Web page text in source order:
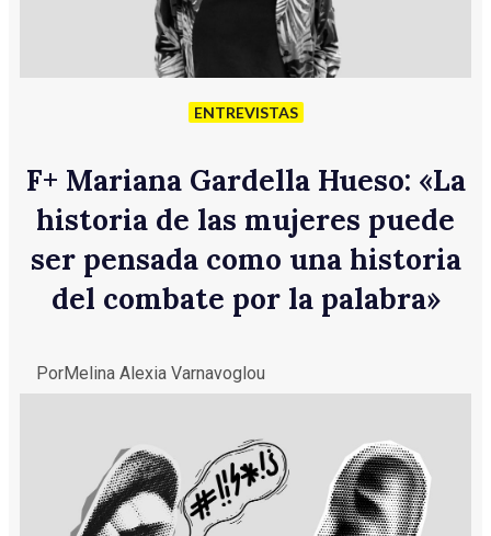
ENTREVISTAS
F+ Mariana Gardella Hueso: «La
historia de las mujeres puede
ser pensada como una historia
del combate por la palabra»
PorMelina Alexia Varnavoglou